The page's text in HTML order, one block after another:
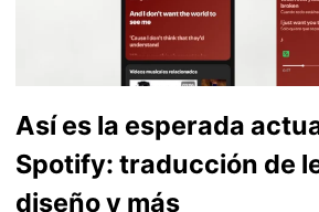
Así es la esperada
Spotify: traducción de
diseño y más